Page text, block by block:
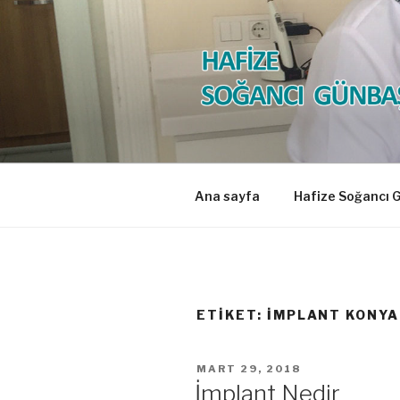
İçeriğe
HAFİZE
Diş Hekimi
Ana sayfa Hafize Soğancı
ETIKET: IMPLANT KONYA
YAYIM
TARIHI
MART 29, 2018
İmplant Nedir